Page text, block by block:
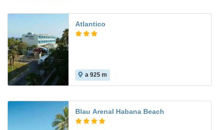
Atlantico
a 925 m
Blau Arenal Habana Beach